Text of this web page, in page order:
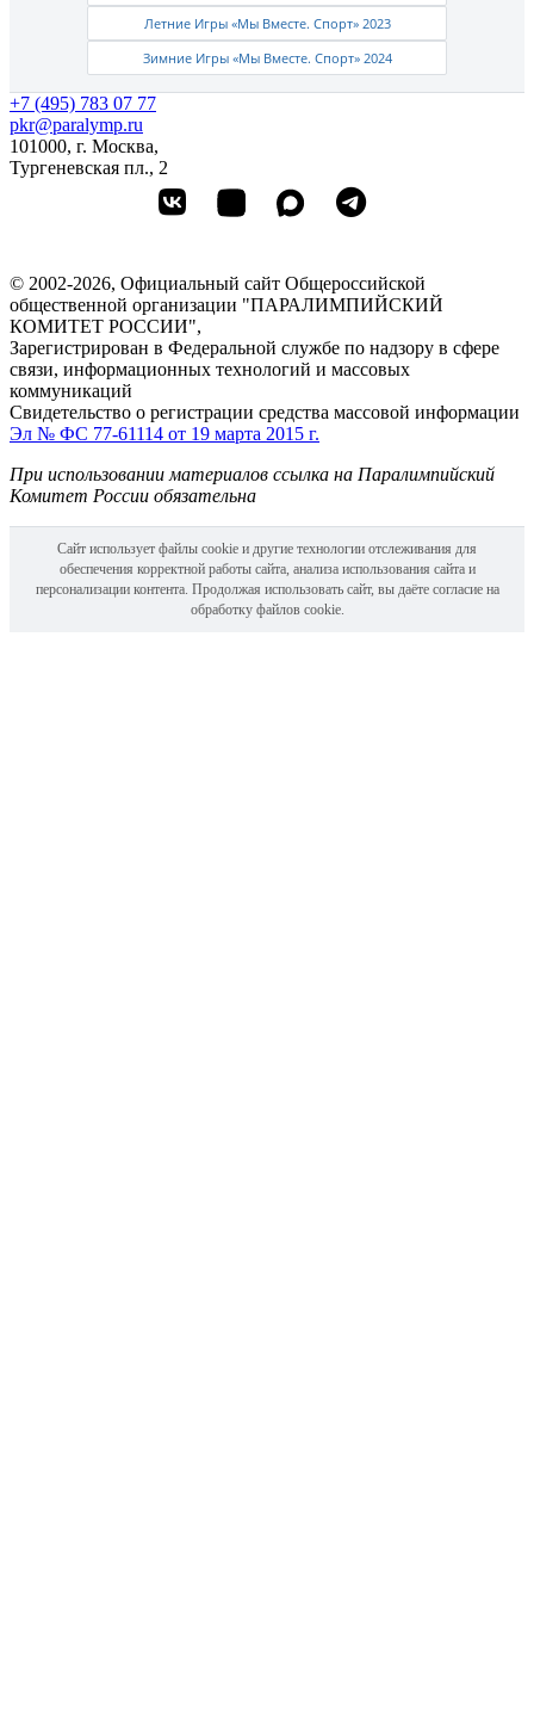
Летние Игры «Мы Вместе. Спорт» 2023
Зимние Игры «Мы Вместе. Спорт» 2024
+7 (495) 783 07 77
pkr@paralymp.ru
101000, г. Москва,
Тургеневская пл., 2
© 2002-2026, Официальный сайт Общероссийской
общественной организации "ПАРАЛИМПИЙСКИЙ
КОМИТЕТ РОССИИ",
Зарегистрирован в Федеральной службе по надзору в сфере
связи, информационных технологий и массовых
коммуникаций
Свидетельство о регистрации средства массовой информации
Эл № ФС 77-61114 от 19 марта 2015 г.
При использовании материалов ссылка на Паралимпийский
Комитет России обязательна
Сайт использует файлы cookie и другие технологии отслеживания для
обеспечения корректной работы сайта, анализа использования сайта и
персонализации контента. Продолжая использовать сайт, вы даёте согласие на
обработку файлов cookie.